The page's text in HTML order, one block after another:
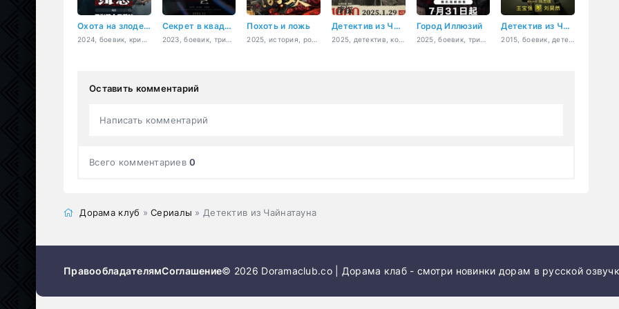
Охота на злодеев Секрет в квадрате Похоть и ложь Детектив из Чайнатауна, 1900 год Город Иллюзий Детектив из Чайнатауна
Оставить комментарий
Написать комментарий
Всего комментариев0
Дорама клуб »Сериалы » Детектив из Чайнатауна
ПравообладателямСоглашение© 2026 Doramaclub.co | Дорама клаб - смотри новинки дорам в русской